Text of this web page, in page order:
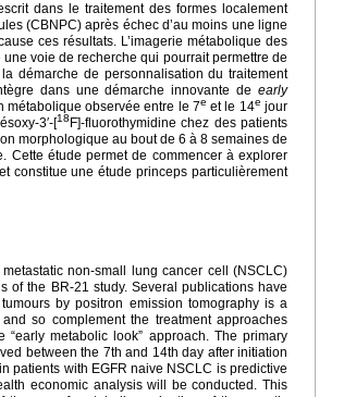
dans le traitement des formes localement
(CBNPC) après échec d’au moins une ligne
ces résultats. L’imagerie métabolique des
voie de recherche qui pourrait permettre de
démarche de personnalisation du traitement
dans une démarche innovante de early
métabolique observée entre le 7e et le 14e jour
3′-[18 F]-fluorothymidine chez des patients
morphologique au bout de 6 à 8 semaines de
Cette étude permet de commencer à explorer
constitue une étude princeps particulièrement
non-small lung cancer cell (NSCLC)
of the BR-21 study. Several publications have
by positron emission tomography is a
so complement the treatment approaches
metabolic look” approach. The primary
between the 7th and 14th day after initiation
patients with EGFR naive NSCLC is predictive
economic analysis will be conducted. This